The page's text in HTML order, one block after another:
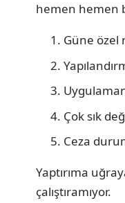
hemen hemen
Güne özel
Çok sık
Ceza
Yaptırıma
çalıştıramıyor.